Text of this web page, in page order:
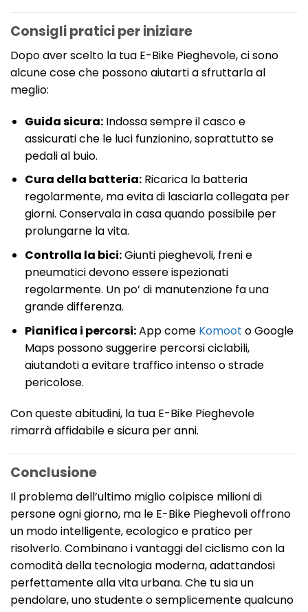
Consigli pratici per iniziare
Dopo aver scelto la tua E-Bike Pieghevole, ci sono
alcune cose che possono aiutarti a sfruttarla al
meglio:
Guida sicura:Indossa sempre il casco e
assicurati che le luci funzionino, soprattutto se
pedali al buio.
Cura della batteria:Ricarica la batteria
regolarmente, ma evita di lasciarla collegata per
giorni. Conservala in casa quando possibile per
prolungarne la vita.
Controlla la bici:Giunti pieghevoli, freni e
pneumatici devono essere ispezionati
regolarmente. Un po’ di manutenzione fa una
grande differenza.
Pianifica i percorsi:App come Komoot o Google
Maps possono suggerire percorsi ciclabili,
aiutandoti a evitare traffico intenso o strade
pericolose.
Con queste abitudini, la tua E-Bike Pieghevole
rimarrà affidabile e sicura per anni.
Conclusione
Il problema dell’ultimo miglio colpisce milioni di
persone ogni giorno, ma le E-Bike Pieghevoli offrono
un modo intelligente, ecologico e pratico per
risolverlo. Combinano i vantaggi del ciclismo con la
comodità della tecnologia moderna, adattandosi
perfettamente alla vita urbana. Che tu sia un
pendolare, uno studente o semplicemente qualcuno